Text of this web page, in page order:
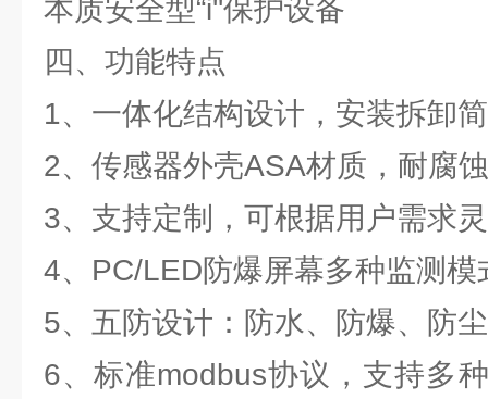
本质安全型“i''保护设备
四、功能特点
1、一体化结构设计，安装拆卸
2、传感器外壳ASA材质，耐腐
3、支持定制，可根据用户需求
4、PC/LED防爆屏幕多种监测模
5、五防设计：防水、防爆、防
6、标准modbus协议，支持多